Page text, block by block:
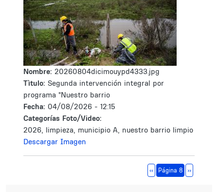
Nombre: 20260804dicimouypd4333.jpg
Tìtulo: Segunda intervención integral por
programa "Nuestro barrio
Fecha: 04/08/2026 - 12:15
Categorías Foto/Video:
2026, limpieza, municipio A, nuestro barrio limpio
Descargar Imagen
Página anterior
‹‹ Página 8 Siguiente
››